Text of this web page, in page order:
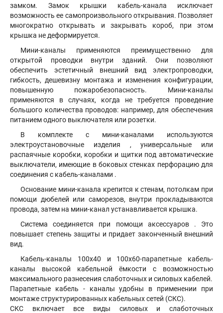
замком. Замок крышки кабель-канала исключает
возможность ее самопроизвольного открывания. Позволяет
многократно открывать и закрывать короб, при этом
крышка не деформируется.
Мини-каналы применяются преимущественно для
открытой проводки внутри зданий. Они позволяют
обеспечить эстетичный внешний вид электропроводки,
гибкость, дешевизну монтажа и изменения конфигурации,
повышенную пожаробезопасность. Мини-каналы
применяются в случаях, когда не требуется проведение
большого количества проводов: например, для обеспечения
питанием одного выключателя или розетки.
В комплекте с мини-каналами используются
электроустановочные изделия , универсальные или
распаячные коробки, коробки и щитки под автоматические
выключатели, имеющие в боковых стенках перфорацию для
соединения с кабель-каналами .
Основание мини-канала крепится к стенам, потолкам при
помощи дюбелей или саморезов, внутри прокладываются
провода, затем на мини-канал устанавливается крышка.
Система соединяется при помощи аксессуаров . Это
повышает степень защиты и придает законченный внешний
вид.
Кабель-каналы 100х40 и 100х60-парапетные кабель-
каналы высокой кабельной ёмкости с возможностью
максимального разнесения слаботочных и силовых кабелей.
Парапетные кабель - каналы удобны в применении при
монтаже структурированных кабельных сетей (СКС).
СКС включает все виды силовых и слаботочных